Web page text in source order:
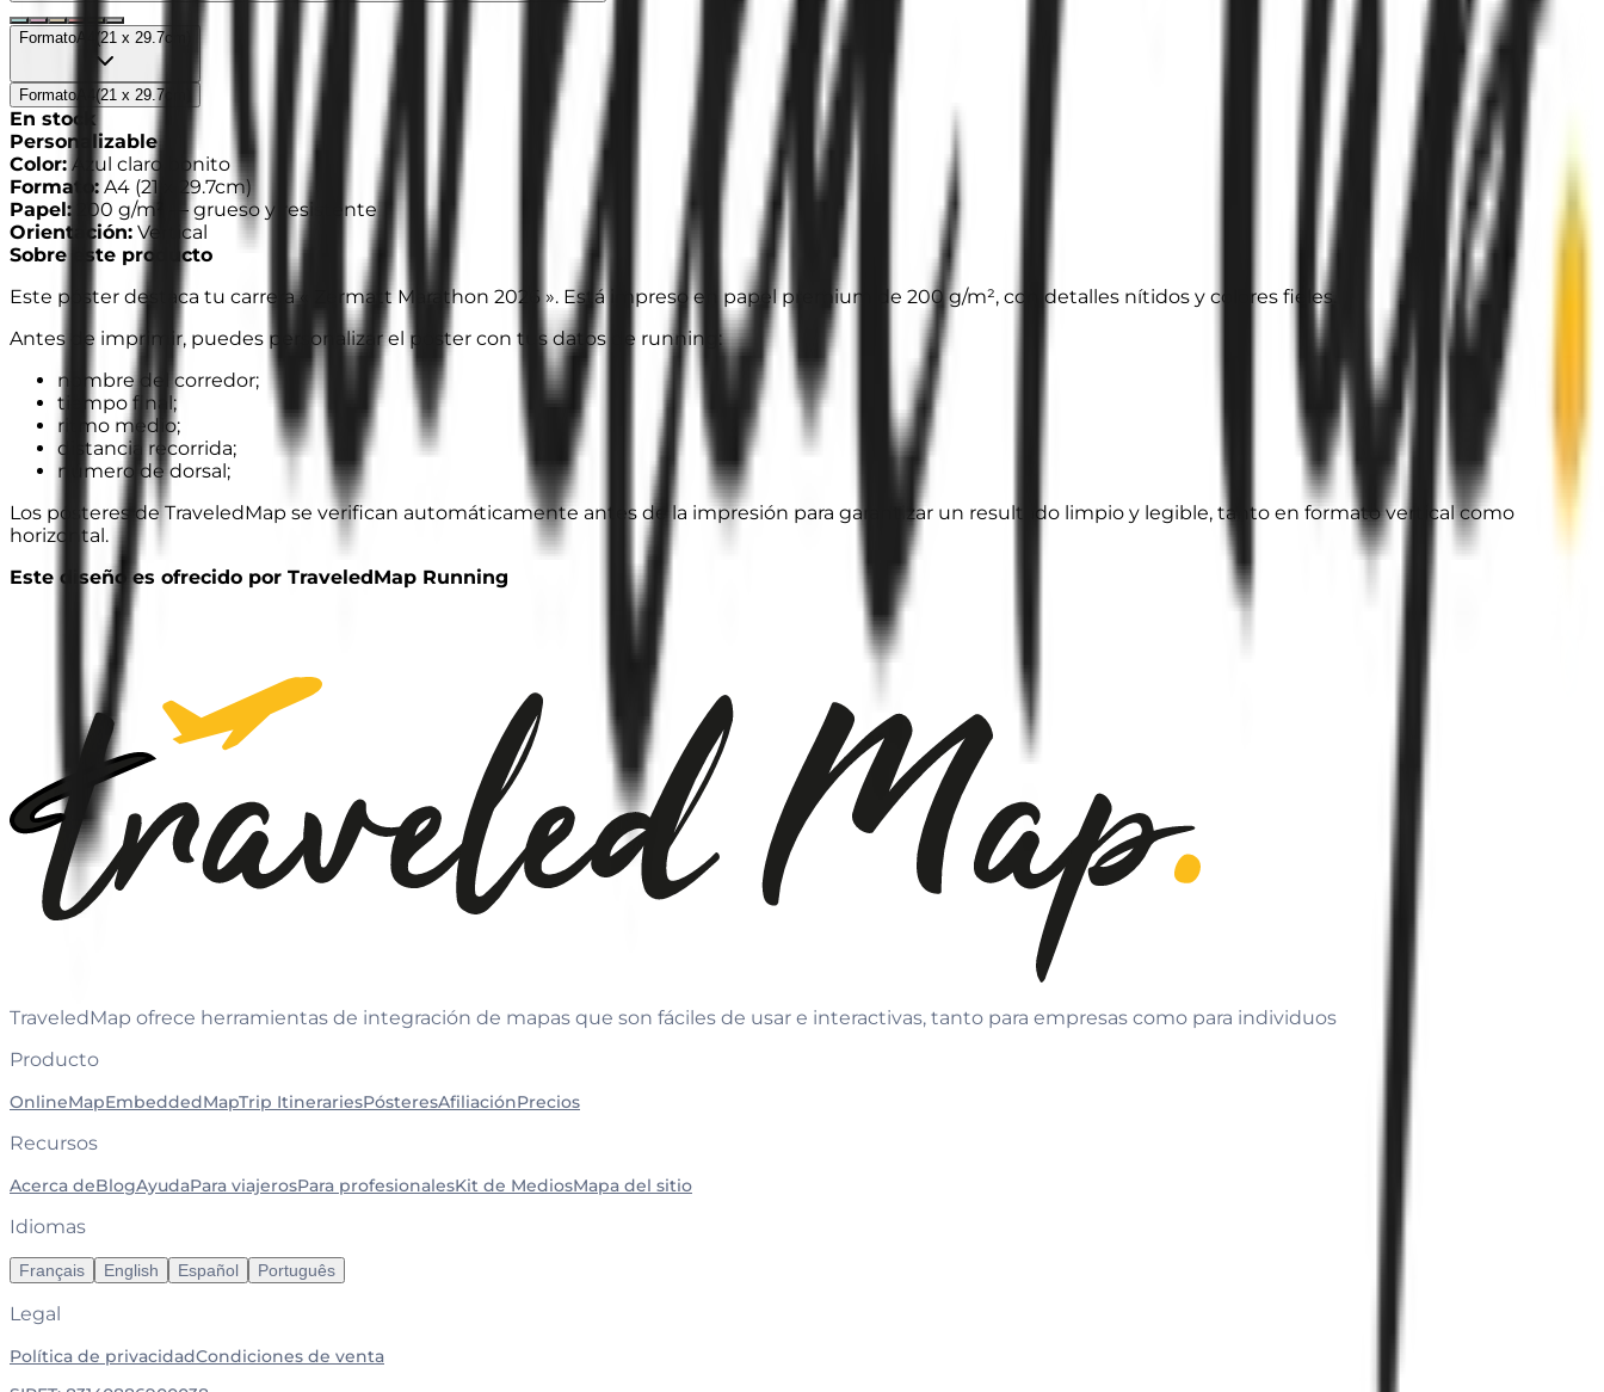
FormatoA4 (21 x 29.7cm
FormatoA4 (21 x 29.7cm
En stock
Personalizable
Color: Azul claro bonito
Formato: A4 (21 x 29.7cm)
Papel: 200 g/m² — grueso y resistente
Orientación: Vertical
Sobre este producto
Este póster destaca tu carrera « Zermatt Marathon 2026 ». Está impreso en papel premium de 200 g/m², con detalles nítidos y colores fieles.
Antes de imprimir, puedes personalizar el póster con tus datos de running:
nombre del corredor;
tiempo final;
ritmo medio;
distancia recorrida;
número de dorsal;
Los pósteres de TraveledMap se verifican automáticamente antes de la impresión para garantizar un resultado limpio y legible, tanto en formato vertical como
horizontal.
Este diseño es ofrecido por TraveledMap Running
TraveledMap ofrece herramientas de integración de mapas que son fáciles de usar e interactivas, tanto para empresas como para individuos
Producto
OnlineMapEmbeddedMapTrip ItinerariesPósteresAfiliaciónPrecios
Recursos
Acerca deBlogAyudaPara viajerosPara profesionalesKit de MediosMapa del sitio
Idiomas
Français English Español Português
Legal
Política de privacidadCondiciones de venta